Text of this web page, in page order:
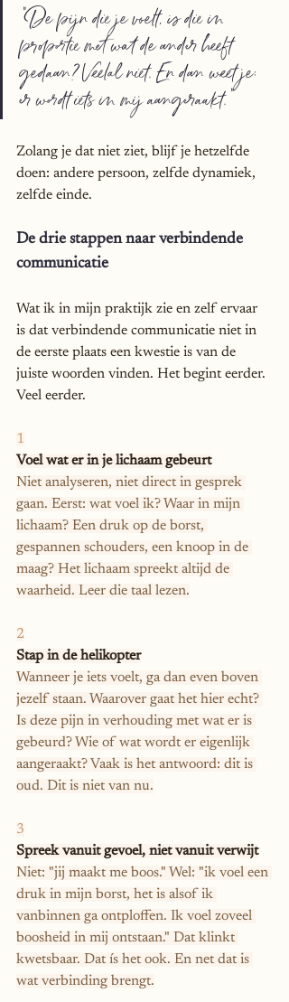
"De pijn die je voelt, is die in
proportie met wat de ander heeft
gedaan? Veelal niet. En dan weet je:
er wordt iets in mij aangeraakt."
Zolang je dat niet ziet, blijf je hetzelfde
doen: andere persoon, zelfde dynamiek,
zelfde einde.
De drie stappen naar verbindende
communicatie
Wat ik in mijn praktijk zie en zelf ervaar
is dat verbindende communicatie niet in
de eerste plaats een kwestie is van de
juiste woorden vinden. Het begint eerder.
Veel eerder.
1
Voel wat er in je lichaam gebeurt
Niet analyseren, niet direct in gesprek
gaan. Eerst: wat voel ik? Waar in mijn
lichaam? Een druk op de borst,
gespannen schouders, een knoop in de
maag? Het lichaam spreekt altijd de
waarheid. Leer die taal lezen.
2
Stap in de helikopter
Wanneer je iets voelt, ga dan even boven
jezelf staan. Waarover gaat het hier echt?
Is deze pijn in verhouding met wat er is
gebeurd? Wie of wat wordt er eigenlijk
aangeraakt? Vaak is het antwoord: dit is
oud. Dit is niet van nu.
3
Spreek vanuit gevoel, niet vanuit verwijt
Niet: "jij maakt me boos." Wel: "ik voel een
druk in mijn borst, het is alsof ik
vanbinnen ga ontploffen. Ik voel zoveel
boosheid in mij ontstaan." Dat klinkt
kwetsbaar. Dat ís het ook. En net dat is
wat verbinding brengt.